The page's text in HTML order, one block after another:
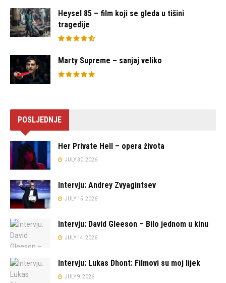
Heysel 85 – film koji se gleda u tišini
tragedije
Marty Supreme – sanjaj veliko
POSLJEDNJE
Her Private Hell – opera života
JULY 30, 2026
Intervju: Andrey Zvyagintsev
JULY 15, 2026
Intervju: David Gleeson – Bilo jednom u kinu
JULY 14, 2026
Intervju: Lukas Dhont: Filmovi su moj lijek
JULY 9, 2026